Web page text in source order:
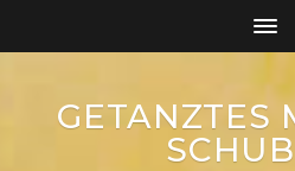
GETANZTES